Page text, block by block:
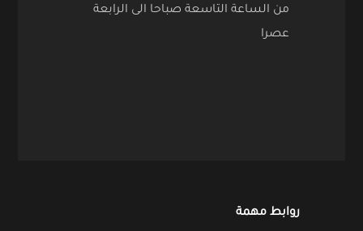
من الساعة التاسعة صباحا الى الرابعة
عصرا
روابط مهمة